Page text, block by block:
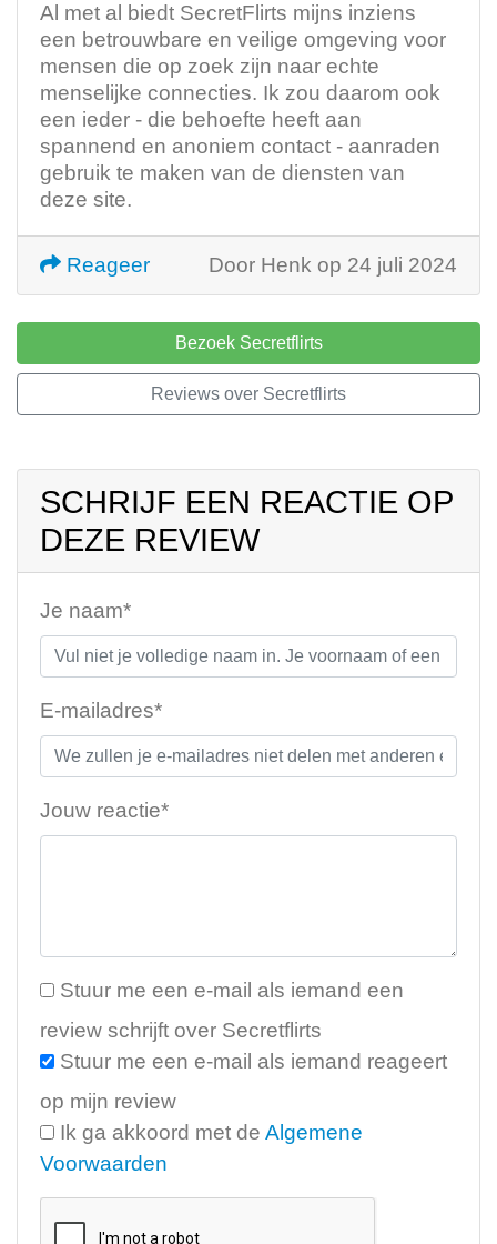
Al met al biedt SecretFlirts mijns inziens
een betrouwbare en veilige omgeving voor
mensen die op zoek zijn naar echte
menselijke connecties. Ik zou daarom ook
een ieder - die behoefte heeft aan
spannend en anoniem contact - aanraden
gebruik te maken van de diensten van
deze site.
Door Henk op 24 juli 2024
Reageer
Bezoek Secretflirts
Reviews over Secretflirts
SCHRIJF EEN REACTIE OP
DEZE REVIEW
Je naam*
E-mailadres*
Jouw reactie*
Stuur me een e-mail als iemand een
review schrijft over Secretflirts
Stuur me een e-mail als iemand reageert
op mijn review
Ik ga akkoord met de Algemene
Voorwaarden